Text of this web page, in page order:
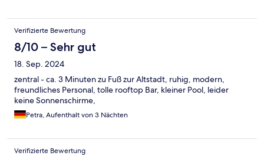
Verifizierte Bewertung
8/10 – Sehr gut
18. Sep. 2024
zentral - ca. 3 Minuten zu Fuß zur Altstadt, ruhig, modern,
freundliches Personal, tolle rooftop Bar, kleiner Pool, leider
keine Sonnenschirme,
Petra, Aufenthalt von 3 Nächten
Verifizierte Bewertung